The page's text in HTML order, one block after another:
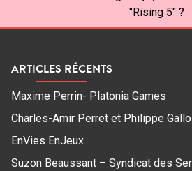
"Rising 5" ?
ARTICLES RÉCENTS
Maxime Perrin- Platonia Games
Charles-Amir Perret et Philippe
EnVies EnJeux
Suzon Beaussant – Syndicat des